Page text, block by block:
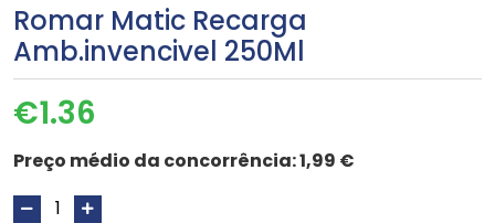
Romar Matic Recarga
Amb.invencivel 250Ml
€1.36
Preço médio da concorrência:1,99 €